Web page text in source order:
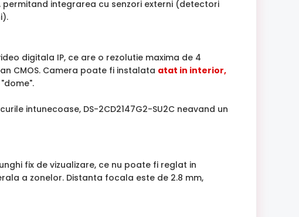
permitand integrarea cu senzori externi (detectori
digitala IP, ce are o rezolutie maxima de 4
CMOS. Camera poate fi instalata atat in interior,
intunecoase, DS-2CD2147G2-SU2C neavand un
fix de vizualizare, ce nu poate fi reglat in
a zonelor. Distanta focala este de 2.8 mm,